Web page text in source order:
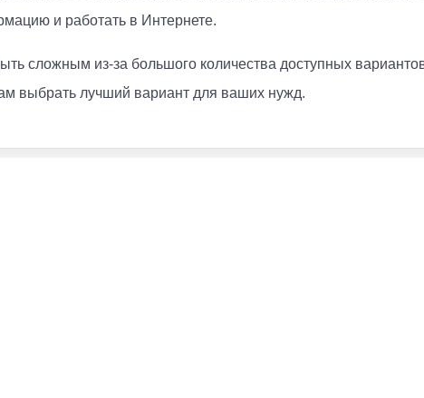
и работать в Интернете.
сложным из-за большого количества доступных
выбрать лучший вариант для ваших нужд.